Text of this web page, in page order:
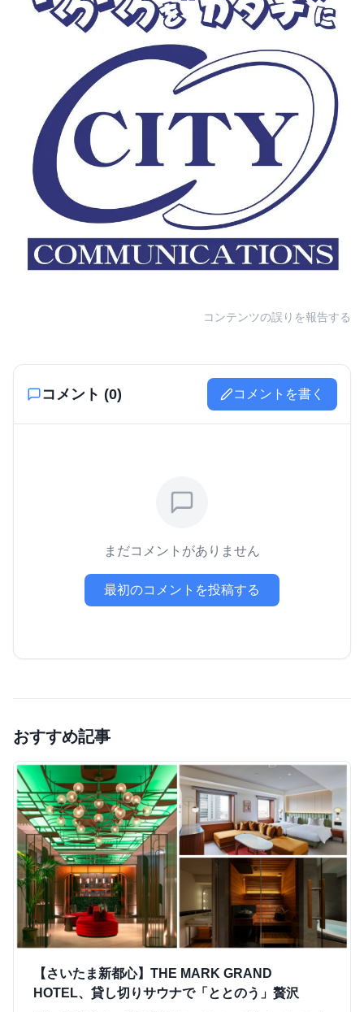
コンテンツの誤りを報告する
コメント (0) コメントを書く
まだコメントがありません
最初のコメントを投稿する
おすすめ記事
【さいたま新都心】THE MARK GRAND
HOTEL、貸し切りサウナで「ととのう」贅沢